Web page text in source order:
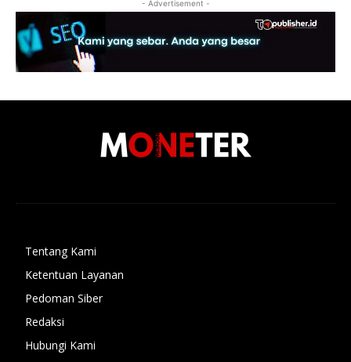
- Advertisement -
Tentang Kami
Ketentuan Layanan
Pedoman Siber
Redaksi
Hubungi Kami